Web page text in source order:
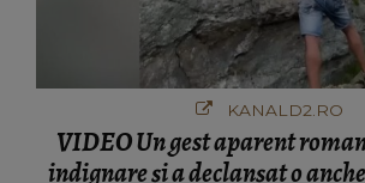
KANALD2.RO
VIDEO Un gest aparent
indignare și a declanșat o